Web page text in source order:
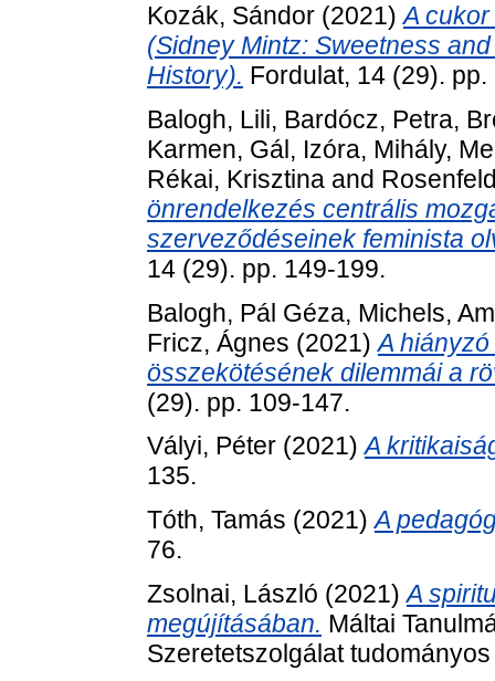
Kozák, Sándor (2021)A
(Sidney Mintz: Sweetness
History). Fordulat, 14 (29).
Balogh, Lili, Bardócz, Petra,
Karmen, Gál, Izóra, Mihály,
Rékai, Krisztina and
önrendelkezés centrális
szerveződéseinek feminista
14 (29). pp. 149-199.
Balogh, Pál Géza, Michels,
Fricz, Ágnes (2021)A
összekötésének dilemmái a
(29). pp. 109-147.
Vályi, Péter (2021)A
135.
Tóth, Tamás (2021)A
76.
Zsolnai, László (2021)A
megújításában. Máltai
Szeretetszolgálat